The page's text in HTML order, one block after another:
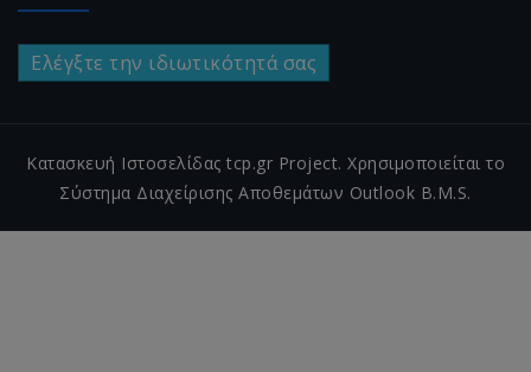
Ελέγξτε την ιδιωτικότητά σας
Κατασκευή Ιστοσελίδας tcp.gr Project. Χρησιμοποιείται το
Σύστημα Διαχείρισης Αποθεμάτων Outlook B.M.S.